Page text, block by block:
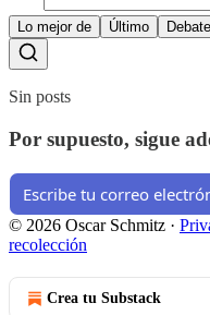
Lo mejor de Último
Sin posts
Por supuesto, sigue
© 2026 Oscar Schmitz ·
recolección
Crea tu Substack